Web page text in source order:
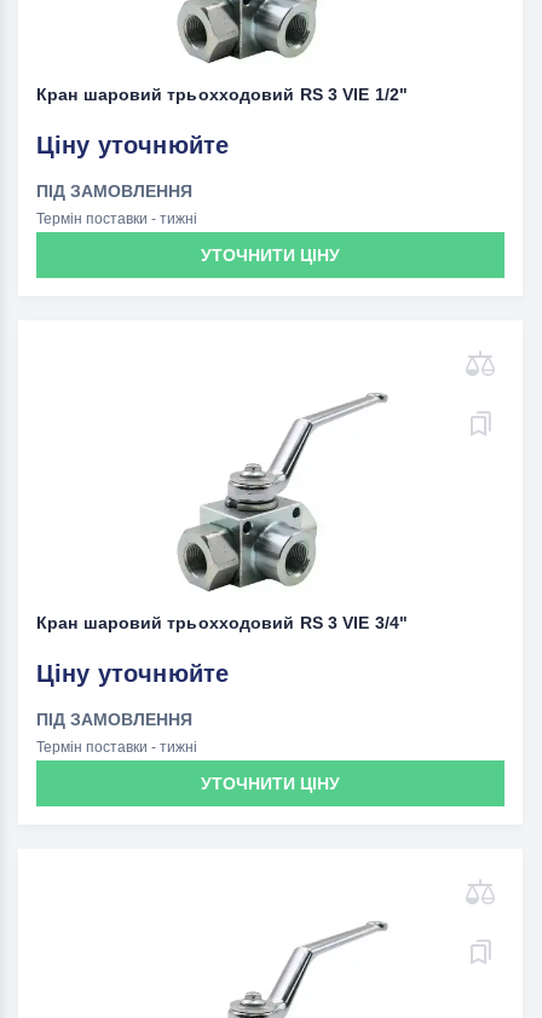
Кран шаровий трьохходовий RS 3 VIE 1/2"
Ціну уточнюйте
ПІД ЗАМОВЛЕННЯ
Термін поставки - тижні
УТОЧНИТИ ЦІНУ
Кран шаровий трьохходовий RS 3 VIE 3/4"
Ціну уточнюйте
ПІД ЗАМОВЛЕННЯ
Термін поставки - тижні
УТОЧНИТИ ЦІНУ